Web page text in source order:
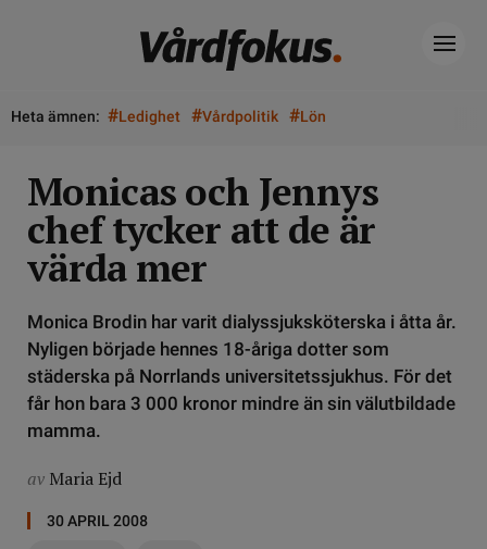
Heta ämnen: #Ledighet #Vårdpolitik #Lön
Monicas och Jennys
chef tycker att de är
värda mer
Monica Brodin har varit dialyssjuksköterska i åtta år.
Nyligen började hennes 18-åriga dotter som
städerska på Norrlands universitetssjukhus. För det
får hon bara 3 000 kronor mindre än sin välutbildade
mamma.
av Maria Ejd
30 APRIL 2008